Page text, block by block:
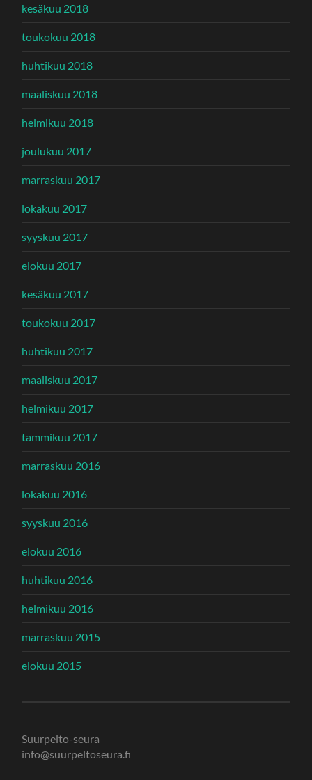
kesäkuu 2018
toukokuu 2018
huhtikuu 2018
maaliskuu 2018
helmikuu 2018
joulukuu 2017
marraskuu 2017
lokakuu 2017
syyskuu 2017
elokuu 2017
kesäkuu 2017
toukokuu 2017
huhtikuu 2017
maaliskuu 2017
helmikuu 2017
tammikuu 2017
marraskuu 2016
lokakuu 2016
syyskuu 2016
elokuu 2016
huhtikuu 2016
helmikuu 2016
marraskuu 2015
elokuu 2015
Suurpelto-seura
info@suurpeltoseura.fi